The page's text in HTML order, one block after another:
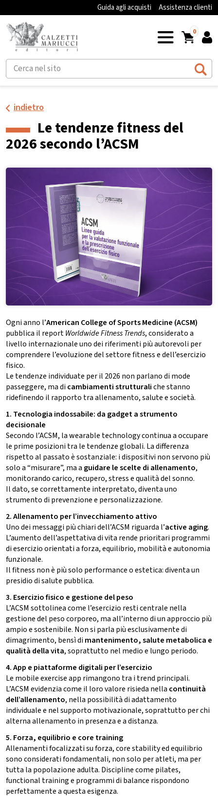
Guida agli acquisti Assistenza clienti
0
indietro
Le tendenze fitness del
2026 secondo l’ACSM
Ogni anno l’American College of Sports Medicine (ACSM)
pubblica il reportWorldwide Fitness Trends, considerato a
livello internazionale uno dei riferimenti più autorevoli per
comprendere l’evoluzione del settore fitness e dell’esercizio
fisico.
Le tendenze individuate per il 2026 non parlano di mode
passeggere, ma dicambiamenti strutturaliche stanno
ridefinendo il rapporto tra allenamento, salute e società.
1. Tecnologia indossabile: da gadget a strumento
decisionale
Secondo l’ACSM, la wearable technology continua a occupare
le prime posizioni tra le tendenze globali. La differenza
rispetto al passato è sostanziale: i dispositivi non servono più
solo a “misurare”, ma a guidare le scelte di allenamento,
monitorando carico, recupero, stress e qualità del sonno.
Il dato, se correttamente interpretato, diventa uno
strumento di prevenzione e personalizzazione.
2. Allenamento per l’invecchiamento attivo
Uno dei messaggi più chiari dell’ACSM riguarda l’active aging.
L’aumento dell’aspettativa di vita rende prioritari programmi
di esercizio orientati a forza, equilibrio, mobilità e autonomia
funzionale.
Il fitness non è più solo performance o estetica: diventa un
presidio di salute pubblica.
3. Esercizio fisico e gestione del peso
L’ACSM sottolinea come l’esercizio resti centrale nella
gestione del peso corporeo, ma all’interno di un approccio più
ampio e sostenibile. Non si parla più esclusivamente di
dimagrimento, bensì dimantenimento, salute metabolica e
qualità della vita, soprattutto nel medio e lungo periodo.
4. App e piattaforme digitali per l’esercizio
Le mobile exercise app rimangono tra i trend principali.
L’ACSM evidenzia come il loro valore risieda nella continuità
dell’allenamento, nella possibilità di adattamento
individuale e nel supporto motivazionale, soprattutto per chi
alterna allenamento in presenza e a distanza.
5. Forza, equilibrio e core training
Allenamenti focalizzati su forza, core stability ed equilibrio
sono considerati fondamentali, non solo per atleti, ma per
tutta la popolazione adulta. Discipline come pilates,
functional training e programmi di balance rispondono
perfettamente a questa esigenza.